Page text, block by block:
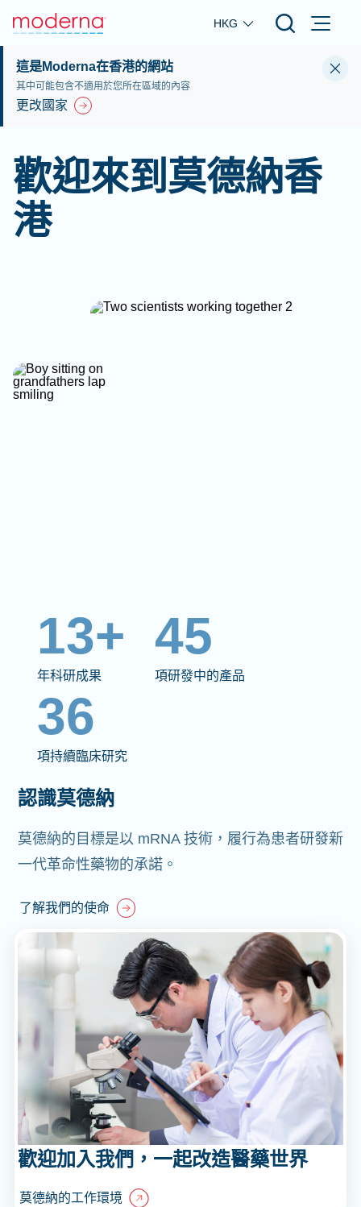
Skip to main content
HKG
這是Moderna在香港的網站
其中可能包含不適用於您所在區域的內容
更改國家
歡迎來到莫德納香
港
13+
年科研成果
45
項研發中的產品
36
項持續臨床研究
認識莫德納
莫德納的目標是以 mRNA 技術，履行為患者研發新
一代革命性藥物的承諾。
了解我們的使命
歡迎加入我們，一起改造醫藥世界
莫德納的工作環境